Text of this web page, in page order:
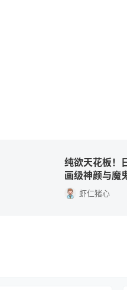
纯欲天花板！
画级神颜与魔
虾仁猪心